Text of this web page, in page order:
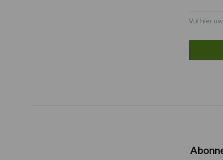
Vul hier